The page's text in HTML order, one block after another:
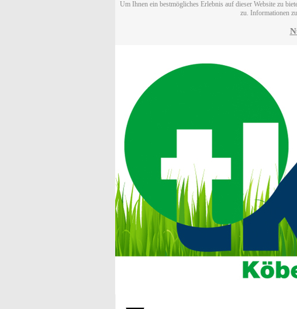
Um Ihnen ein bestmögliches Erlebnis auf dieser Website zu
zu. Informationen